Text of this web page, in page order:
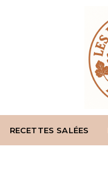
RECETTES SALÉES